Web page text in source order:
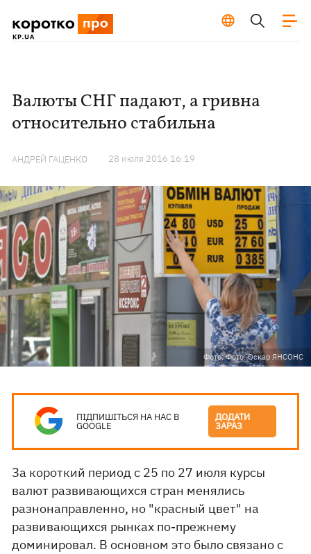
Валюты СНГ падают, а гривна
относительно стабильна
АНДРЕЙ ГАЦЕНКО 28 июля 2016 16:19
Фото: Фото: Оскар ЯНСОНС
ПІДПИШІТЬСЯ НА НАС В
GOOGLE
ДОДАТИ
ЗАРАЗ
За короткий период с 25 по 27 июля курсы
валют развивающихся стран менялись
разнонаправленно, но "красный цвет" на
развивающихся рынках по-прежнему
доминировал. В основном это было связано с